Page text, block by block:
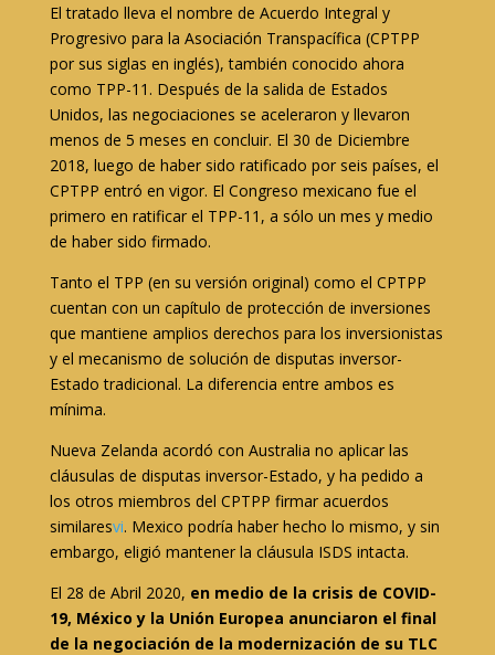
El tratado lleva el nombre de Acuerdo Integral y
Progresivo para la Asociación Transpacífica (CPTPP
por sus siglas en inglés), también conocido ahora
como TPP-11. Después de la salida de Estados
Unidos, las negociaciones se aceleraron y llevaron
menos de 5 meses en concluir. El 30 de Diciembre
2018, luego de haber sido ratificado por seis países, el
CPTPP entró en vigor. El Congreso mexicano fue el
primero en ratificar el TPP-11, a sólo un mes y medio
de haber sido firmado.
Tanto el TPP (en su versión original) como el CPTPP
cuentan con un capítulo de protección de inversiones
que mantiene amplios derechos para los inversionistas
y el mecanismo de solución de disputas inversor-
Estado tradicional. La diferencia entre ambos es
mínima.
Nueva Zelanda acordó con Australia no aplicar las
cláusulas de disputas inversor-Estado, y ha pedido a
los otros miembros del CPTPP firmar acuerdos
similaresvi. Mexico podría haber hecho lo mismo, y sin
embargo, eligió mantener la cláusula ISDS intacta.
El 28 de Abril 2020, en medio de la crisis de COVID-
19, México y la Unión Europea anunciaron el final
de la negociación de la modernización de su TLC